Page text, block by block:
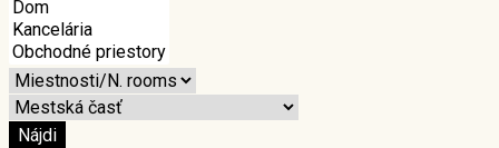
Nájdi